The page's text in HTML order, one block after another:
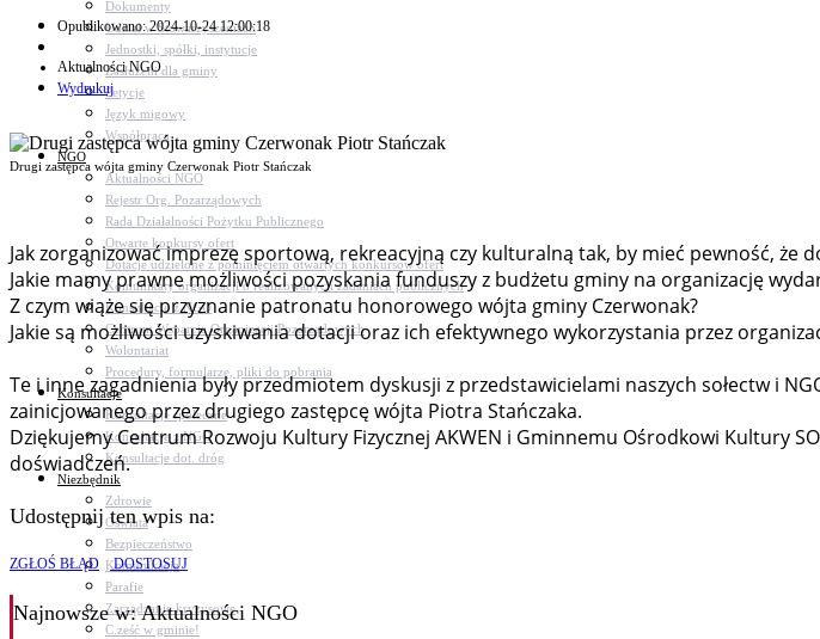
Dokumenty
Udział w Stowarzyszeniach
Jednostki, spółki, instytucje
Zasłużeni dla gminy
Petycje
Język migowy
Współpraca
NGO
Aktualności NGO
Rejestr Org. Pozarządowych
Rada Działalności Pożytku Publicznego
Otwarte konkursy ofert
Dotacje udzielone z pominięciem otwartych konkursów ofert
Komunikaty organizacji o realizowanych zadaniach publicznych
Konsultacje z NGO
Centrum Wsparcia Organizacji Pozarządowych
Wolontariat
Procedury, formularze, pliki do pobrania
Konsultacje
Konsultacje społeczne
Konsultacje z NGO
Konsultacje dot. dróg
Niezbędnik
Zdrowie
Oświata
Bezpieczeństwo
Komunikacja
Parafie
Zarządzanie kryzysowe
C.ześć w gminie!
Opublikowano: 2024-10-24 12:00:18
Aktualności NGO
Wydrukuj
Drugi zastępca wójta gminy Czerwonak Piotr Stańczak
Jak zorganizować imprezę sportową, rekreacyjną czy kulturalną tak, by mieć pewność, że
Jakie mamy prawne możliwości pozyskania funduszy z budżetu gminy na organizację
Z czym wiąże się przyznanie patronatu honorowego wójta gminy Czerwonak?
Jakie są możliwości uzyskiwania dotacji oraz ich efektywnego wykorzystania przez
Te i inne zagadnienia były przedmiotem dyskusji z przedstawicielami naszych sołectw i
zainicjowanego przez drugiego zastępcę wójta Piotra Stańczaka.
Dziękujemy Centrum Rozwoju Kultury Fizycznej AKWEN i Gminnemu Ośrodkowi Kultury
doświadczeń.
Udostępnij ten wpis na:
ZGŁOŚ BŁĄD DOSTOSUJ
Najnowszew: Aktualności NGO